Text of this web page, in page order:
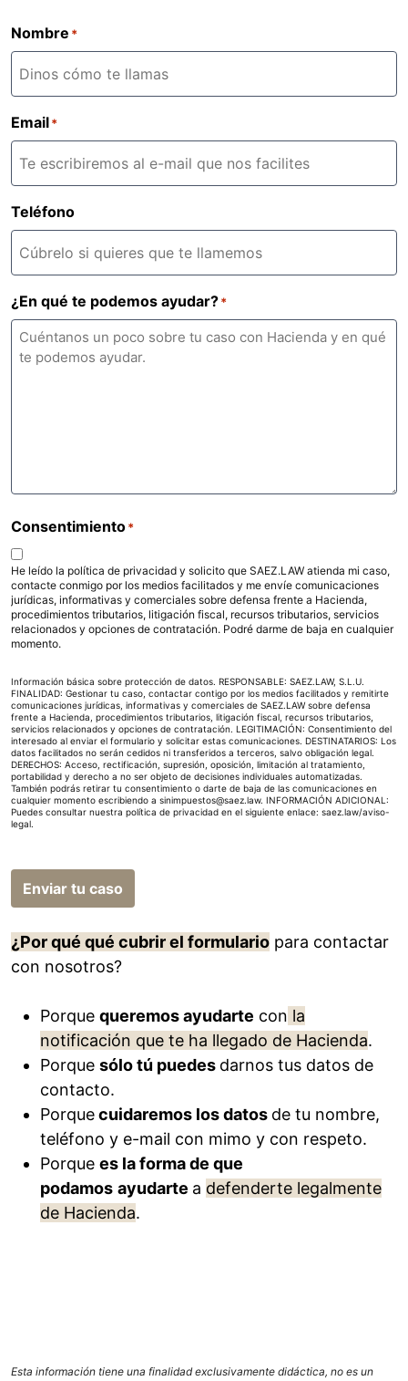
Nombre *
Email*
Teléfono
¿En qué te podemos ayudar?*
Consentimiento*
He leído la política de privacidad y solicito que SAEZ.LAW atienda mi caso,
contacte conmigo por los medios facilitados y me envíe comunicaciones
jurídicas, informativas y comerciales sobre defensa frente a Hacienda,
procedimientos tributarios, litigación fiscal, recursos tributarios, servicios
relacionados y opciones de contratación. Podré darme de baja en cualquier
momento.
Información básica sobre protección de datos. RESPONSABLE: SAEZ.LAW, S.L.U.
FINALIDAD: Gestionar tu caso, contactar contigo por los medios facilitados y remitirte
comunicaciones jurídicas, informativas y comerciales de SAEZ.LAW sobre defensa
frente a Hacienda, procedimientos tributarios, litigación fiscal, recursos tributarios,
servicios relacionados y opciones de contratación. LEGITIMACIÓN: Consentimiento del
interesado al enviar el formulario y solicitar estas comunicaciones. DESTINATARIOS: Los
datos facilitados no serán cedidos ni transferidos a terceros, salvo obligación legal.
DERECHOS: Acceso, rectificación, supresión, oposición, limitación al tratamiento,
portabilidad y derecho a no ser objeto de decisiones individuales automatizadas.
También podrás retirar tu consentimiento o darte de baja de las comunicaciones en
cualquier momento escribiendo a sinimpuestos@saez.law. INFORMACIÓN ADICIONAL:
Puedes consultar nuestra política de privacidad en el siguiente enlace: saez.law/aviso-
legal.
Enviar tu caso
¿Por qué qué cubrir el formulario para contactar
con nosotros?
Porque queremos ayudarte con la
notificación que te ha llegado de Hacienda.
Porque sólo tú puedes darnos tus datos de
contacto.
Porquecuidaremos los datos de tu nombre,
teléfono y e-mail con mimo y con respeto.
Porque es la forma de que
podamos ayudarte a defenderte legalmente
de Hacienda.
Esta información tiene una finalidad exclusivamente didáctica, no es un